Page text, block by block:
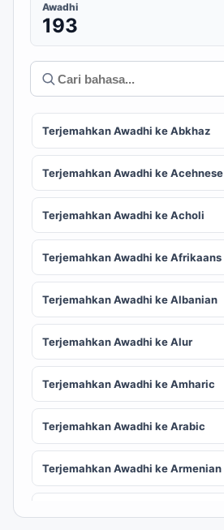
Awadhi
193
Terjemahkan Awadhi ke Abkhaz
Terjemahkan Awadhi ke Acehnese
Terjemahkan Awadhi ke Acholi
Terjemahkan Awadhi ke Afrikaans
Terjemahkan Awadhi ke Albanian
Terjemahkan Awadhi ke Alur
Terjemahkan Awadhi ke Amharic
Terjemahkan Awadhi ke Arabic
Terjemahkan Awadhi ke Armenian